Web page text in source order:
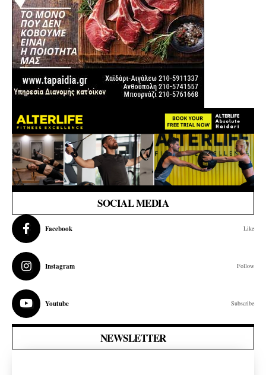
SOCIAL MEDIA
Facebook Like
Instagram Follow
Youtube Subscribe
NEWSLETTER